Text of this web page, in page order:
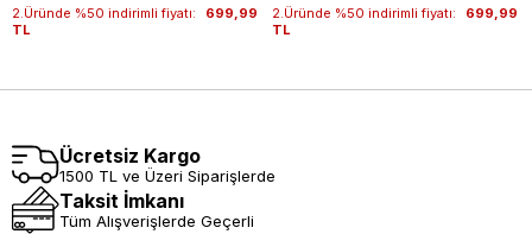
2.Üründe %50 indirimli fiyatı:
699,99
TL
2.Üründe %50 indirimli fiyatı:
699,99
TL
Ücretsiz Kargo
1500 TL ve Üzeri Siparişlerde
Taksit İmkanı
Tüm Alışverişlerde Geçerli